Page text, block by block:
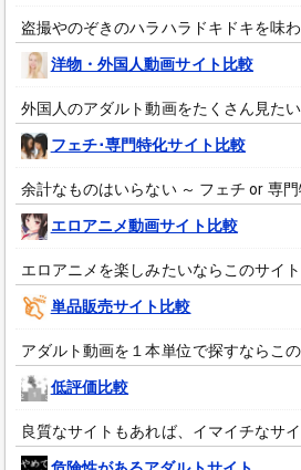
盗撮やのぞきのハラハラドキドキを味
洋物・外国人動画サイト比較
外国人のアダルト動画をたくさん見た
フェチ･専門特化サイト比較
余計なものはいらない ～ フェチ or 専門
エロアニメ動画サイト比較
エロアニメを楽しみたいならこのサイト
単品販売サイト比較
アダルト動画を１本単位で探すならこ
低評価比較
良質なサイトもあれば、イマイチなサイ